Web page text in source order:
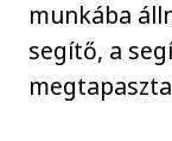
munkába
segítő, a